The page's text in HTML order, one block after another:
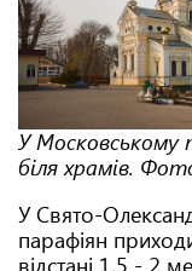
У Московському
біля храмів.
У Свято-
парафіян
відстані 1,5 - 2